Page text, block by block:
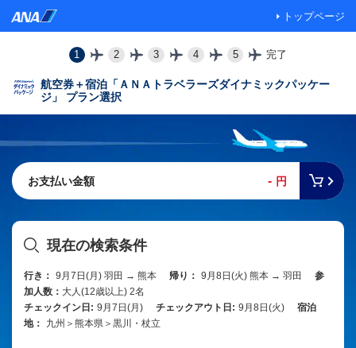
トップページ
1 2 3 4 5 完了
航空券＋宿泊「ＡＮＡトラベラーズダイナミックパッケー
ジ」 プラン選択
お支払い金額 - 円
現在の検索条件
行き： 9月7日(月) 羽田 → 熊本 帰り： 9月8日(火) 熊本 → 羽田
参
加人数： 大人(12歳以上) 2名
チェックイン日: 9月7日(月) チェックアウト日: 9月8日(火)
宿泊
地：
九州＞熊本県＞黒川・杖立